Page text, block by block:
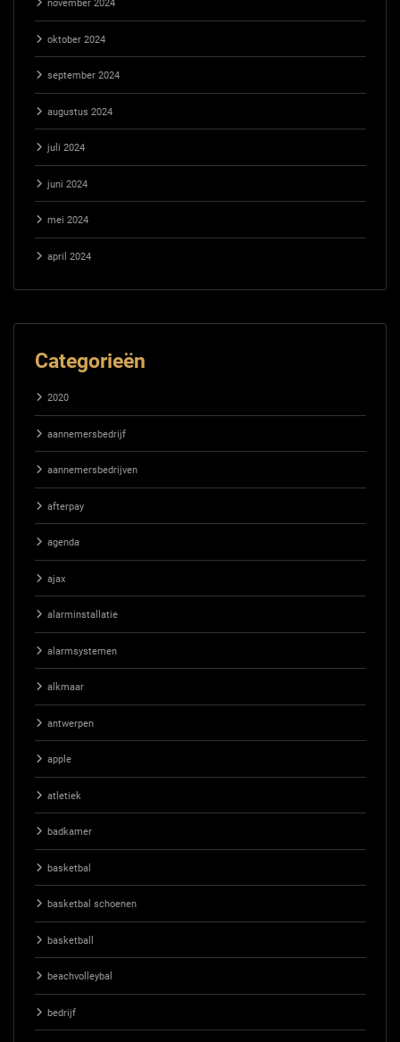
november 2024
oktober 2024
september 2024
augustus 2024
juli 2024
juni 2024
mei 2024
april 2024
Categorieën
2020
aannemersbedrijf
aannemersbedrijven
afterpay
agenda
ajax
alarminstallatie
alarmsystemen
alkmaar
antwerpen
apple
atletiek
badkamer
basketbal
basketbal schoenen
basketball
beachvolleybal
bedrijf